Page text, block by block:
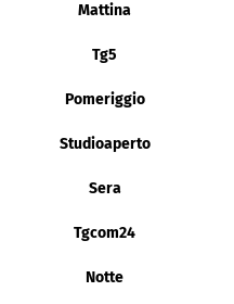
Mattina
Tg5
Pomeriggio
Studioaperto
Sera
Tgcom24
Notte